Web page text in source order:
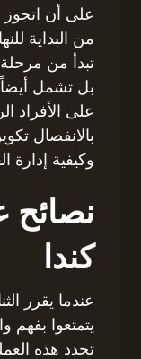
على أن
من البداية
تبدأ من مرحلة
بل تشمل أيضاً
على الأفراد
بالانفصال
وكيفية إدارة
نصائح
كندا
عندما يقرر
يتمتعوا بفهم
تحدد هذه